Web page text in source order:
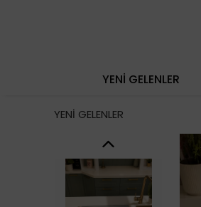
YENİ GELENLER
YENİ GELENLER